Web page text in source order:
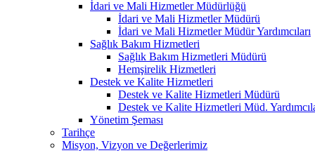
İdari ve Mali Hizmetler Müdürlüğü
İdari ve Mali Hizmetler Müdürü
İdari ve Mali Hizmetler Müdür Yardımcıları
Sağlık Bakım Hizmetleri
Sağlık Bakım Hizmetleri Müdürü
Hemşirelik Hizmetleri
Destek ve Kalite Hizmetleri
Destek ve Kalite Hizmetleri Müdürü
Destek ve Kalite Hizmetleri Müd.
Yönetim Şeması
Tarihçe
Misyon, Vizyon ve Değerlerimiz